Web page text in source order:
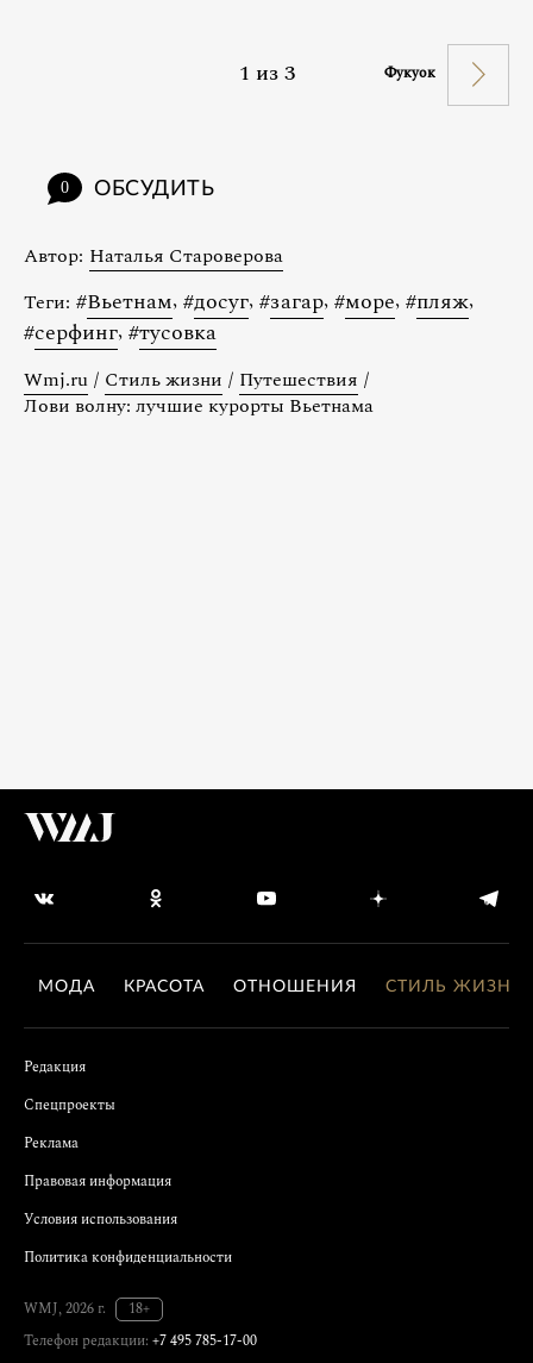
1 из3 Фукуок
0 ОБСУДИТЬ
Автор: Наталья Староверова
Теги: #Вьетнам, #досуг, #загар, #море, #пляж,
#серфинг, #тусовка
Wmj.ru / Стиль жизни / Путешествия /
Лови волну: лучшие курорты Вьетнама
МОДА КРАСОТА ОТНОШЕНИЯ СТИЛЬ ЖИЗНИ
Редакция
Спецпроекты
Реклама
Правовая информация
Условия использования
Политика конфиденциальности
WMJ, 2026 г.
18+
Телефон редакции: +7 495 785-17-00